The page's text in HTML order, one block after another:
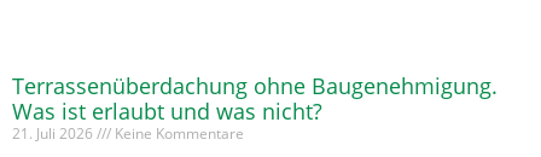
Terrassenüberdachung ohne Baugenehmigung.
Was ist erlaubt und was nicht?
21. Juli 2026 Keine Kommentare